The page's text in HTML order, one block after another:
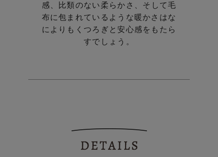
感、比類のない柔らかさ、 そして毛
布に包まれているような暖かさはな
によりも くつろぎと安心感をもたら
すでしょう。